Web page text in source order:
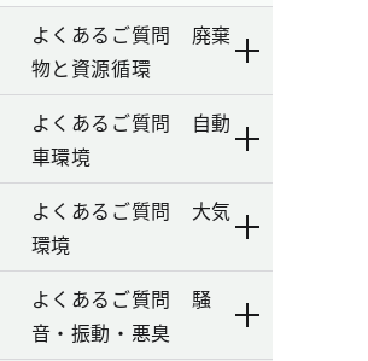
よくあるご質問 廃棄
物と資源循環
よくあるご質問 自動
車環境
よくあるご質問 大気
環境
よくあるご質問 騒
音・振動・悪臭